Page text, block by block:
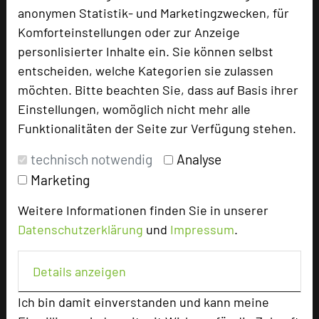
anonymen Statistik- und Marketingzwecken, für
Komforteinstellungen oder zur Anzeige
personlisierter Inhalte ein. Sie können selbst
entscheiden, welche Kategorien sie zulassen
möchten. Bitte beachten Sie, dass auf Basis ihrer
Einstellungen, womöglich nicht mehr alle
Funktionalitäten der Seite zur Verfügung stehen.
technisch notwendig
Analyse
Marketing
Weitere Informationen finden Sie in unserer
Datenschutzerklärung und Impressum.
Details anzeigen
Ich bin damit einverstanden und kann meine
Landhaus Bärenmühle
Zufahrt über Lengeltalstraße
35110 Ellershausen
phone +49 6455 75904-0
language Homepage
zur Tagungsanfrage hinzufügen
Bewertung